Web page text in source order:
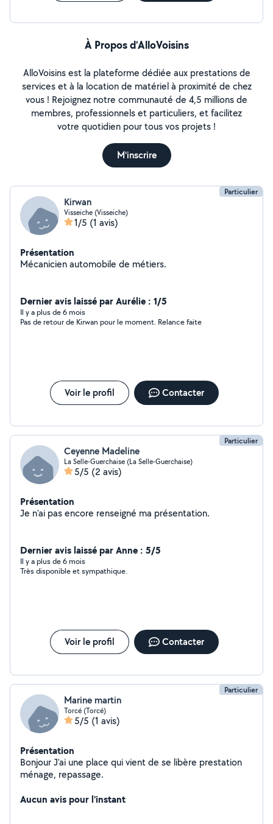
À Propos d’AlloVoisins
AlloVoisins est la plateforme dédiée aux prestations de
services et à la location de matériel à proximité de chez
vous ! Rejoignez notre communauté de 4,5 millions de
membres, professionnels et particuliers, et facilitez
votre quotidien pour tous vos projets !
M'inscrire
Particulier
Kirwan
Visseiche (Visseiche)
1/5 (1 avis)
Présentation
Mécanicien automobile de métiers.
Dernier avis laissé par Aurélie : 1/5
Il y a plus de 6 mois
Pas de retour de Kirwan pour le moment. Relance faite
Voir le profil Contacter
Particulier
Ceyenne Madeline
La Selle-Guerchaise (La Selle-Guerchaise)
5/5 (2 avis)
Présentation
Je n'ai pas encore renseigné ma présentation.
Dernier avis laissé par Anne : 5/5
Il y a plus de 6 mois
Très disponible et sympathique.
Voir le profil Contacter
Particulier
Marine martin
Torcé (Torcé)
5/5 (1 avis)
Présentation
Bonjour J'ai une place qui vient de se libère prestation
ménage, repassage.
Aucun avis pour l'instant